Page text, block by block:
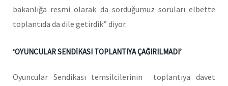
bakanlığa resmi olarak da sorduğumuz soruları elbette
toplantıda da dile getirdik” diyor.
‘OYUNCULAR SENDİKASI TOPLANTIYA ÇAĞIRILMADI’
Oyuncular Sendikası temsilcilerinin toplantıya davet